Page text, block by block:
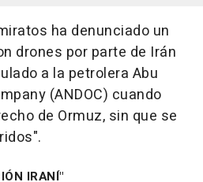
ha denunciado un
drones por parte de Irán
a la petrolera Abu
(ANDOC) cuando
de Ormuz, sin que se
IRANÍ"